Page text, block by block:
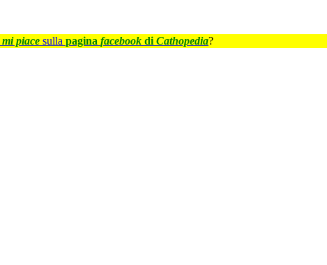
mi piace sulla pagina facebook di Cathopedia?